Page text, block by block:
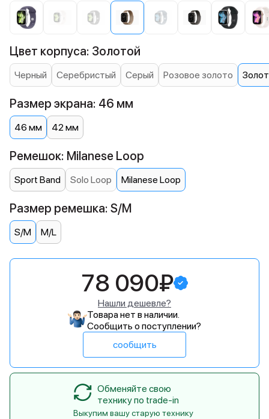
Цвет корпуса: Золотой
Черный Серебристый Серый Розовое золото
Размер экрана: 46 мм
46 мм 42 мм
Ремешок: Milanese Loop
Sport Band Solo Loop Milanese Loop
Размер ремешка: S/M
S/M M/L
78 090₽
Нашли дешевле?
Товара нет в наличии.
Сообщить о поступлении?
сообщить
Обменяйте свою
технику по trade-in
Выкупим вашу старую технику